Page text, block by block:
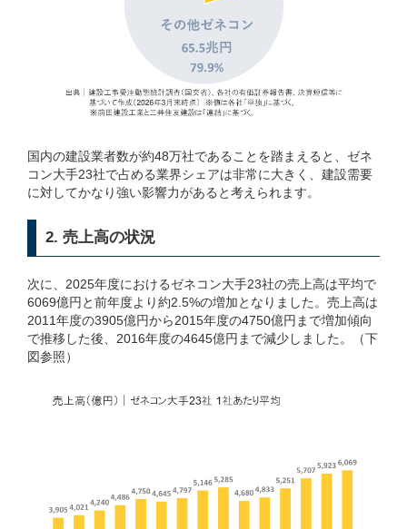
国内の建設業者数が約48万社であることを踏まえると、ゼネ
コン大手23社で占める業界シェアは非常に大きく、建設需要
に対してかなり強い影響力があると考えられます。
2. 売上高の状況
次に、2025年度におけるゼネコン大手23社の売上高は平均で
6069億円と前年度より約2.5%の増加となりました。売上高は
2011年度の3905億円から2015年度の4750億円まで増加傾向
で推移した後、2016年度の4645億円まで減少しました。（下
図参照）